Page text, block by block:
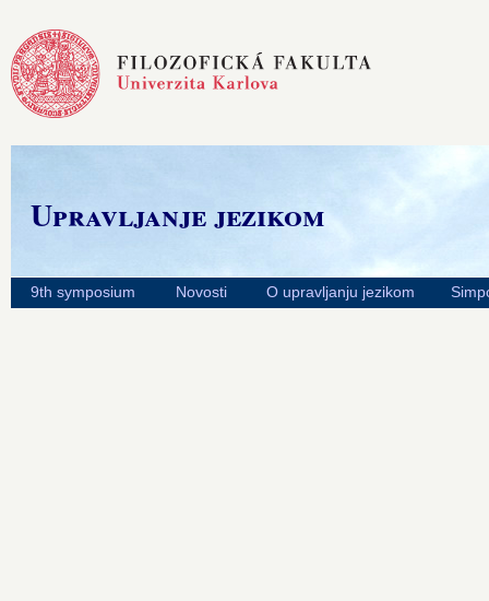
Upravljanje jezikom
9th symposium Novosti O upravljanju jezikom